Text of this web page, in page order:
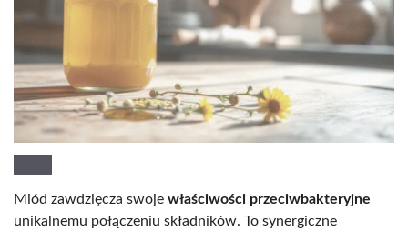
Miód zawdzięcza swoje właściwości przeciwbakteryjne
unikalnemu połączeniu składników. To synergiczne